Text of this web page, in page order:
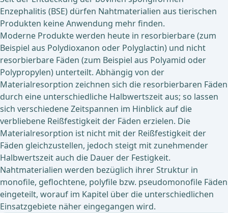
Enzephalitis (BSE) dürfen Nahtmaterialien aus tierischen
Produkten keine Anwendung mehr finden.
Moderne Produkte werden heute in resorbierbare (zum
Beispiel aus Polydioxanon oder Polyglactin) und nicht
resorbierbare Fäden (zum Beispiel aus Polyamid oder
Polypropylen) unterteilt. Abhängig von der
Materialresorption zeichnen sich die resorbierbaren Fäden
durch eine unterschiedliche Halbwertszeit aus; so lassen
sich verschiedene Zeitspannen im Hinblick auf die
verbliebene Reißfestigkeit der Fäden erzielen. Die
Materialresorption ist nicht mit der Reißfestigkeit der
Fäden gleichzustellen, jedoch steigt mit zunehmender
Halbwertszeit auch die Dauer der Festigkeit.
Nahtmaterialien werden bezüglich ihrer Struktur in
monofile, geflochtene, polyfile bzw. pseudomonofile Fäden
eingeteilt, worauf im Kapitel über die unterschiedlichen
Einsatzgebiete näher eingegangen wird.